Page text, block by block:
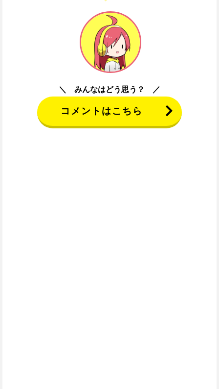
みんなはどう思う？
コメントはこちら